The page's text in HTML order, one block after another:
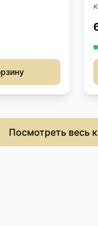
Посмотреть весь